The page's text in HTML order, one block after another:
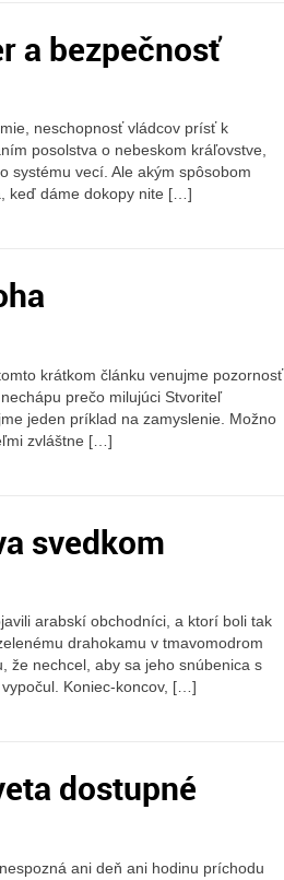
a bezpečnosť
neschopnosť vládcov prísť k
posolstva o nebeskom kráľovstve,
systému vecí. Ale akým spôsobom
keď dáme dokopy nite […]
krátkom článku venujme pozornosť
prečo milujúci Stvoriteľ
jeden príklad na zamyslenie. Možno
zvláštne […]
svedkom
arabskí obchodníci, a ktorí boli tak
drahokamu v tmavomodrom
že nechcel, aby sa jeho snúbenica s
Koniec-koncov, […]
dostupné
ani deň ani hodinu príchodu